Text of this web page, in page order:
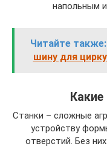
напольным
Читайте также:
шину для
Станки – сложные
устройству
отверстий. Без